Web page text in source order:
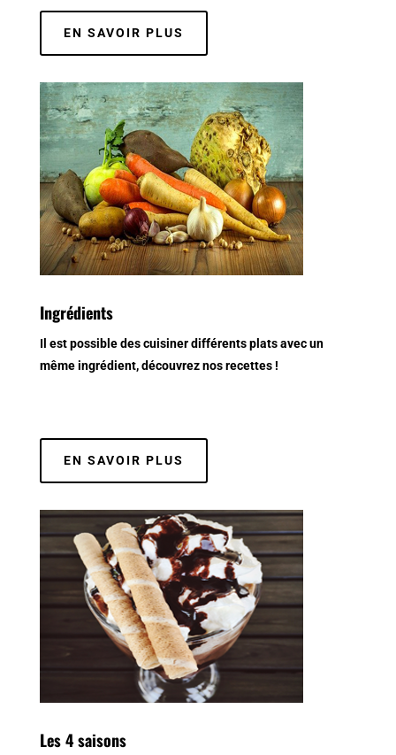
EN SAVOIR PLUS
Ingrédients
Il est possible des cuisiner différents plats avec un
même ingrédient, découvrez nos recettes !
EN SAVOIR PLUS
Les 4 saisons